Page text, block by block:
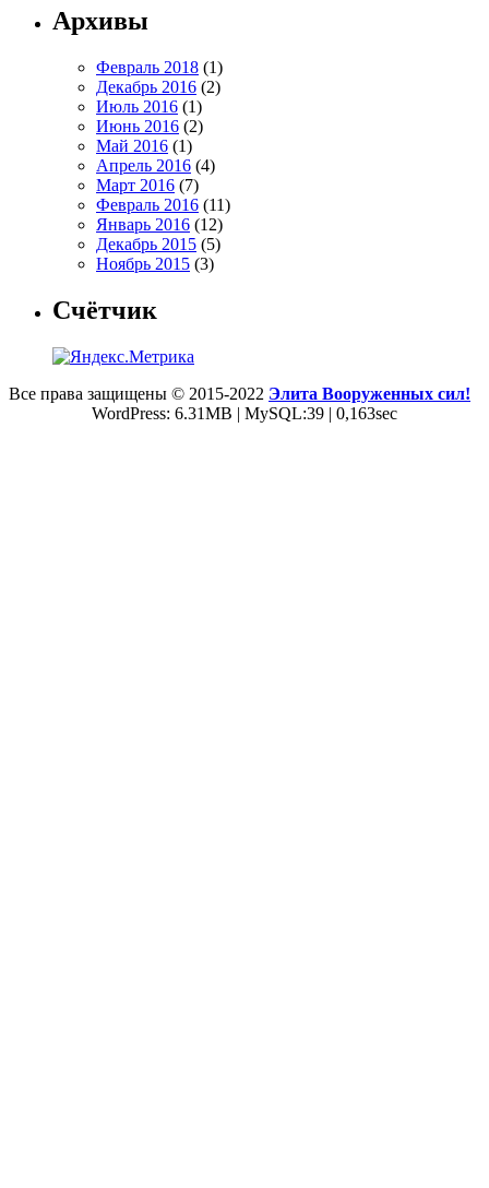
Архивы
Февраль 2018 (1)
Декабрь 2016 (2)
Июль 2016 (1)
Июнь 2016 (2)
Май 2016 (1)
Апрель 2016 (4)
Март 2016 (7)
Февраль 2016 (11)
Январь 2016 (12)
Декабрь 2015 (5)
Ноябрь 2015 (3)
Счётчик
Все права защищены © 2015-2022 Элита Вооруженных сил!
WordPress: 6.31MB | MySQL:39 | 0,163sec